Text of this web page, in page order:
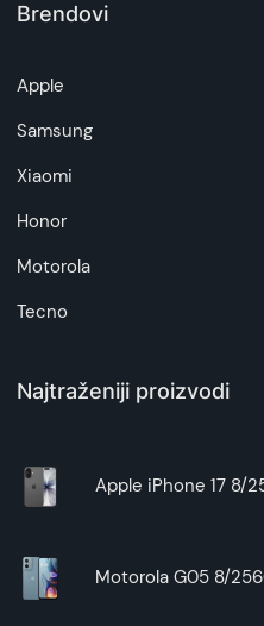
Brendovi
Apple
Samsung
Xiaomi
Honor
Motorola
Tecno
Najtraženiji proizvodi
Apple iPhone 17 8/
Motorola G05 8/